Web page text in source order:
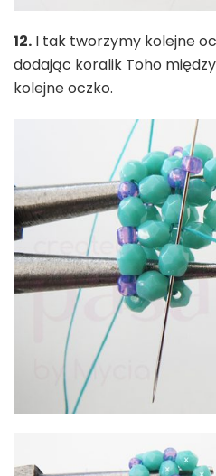
12. I tak tworzymy kolejne
dodając koralik Toho
kolejne oczko.